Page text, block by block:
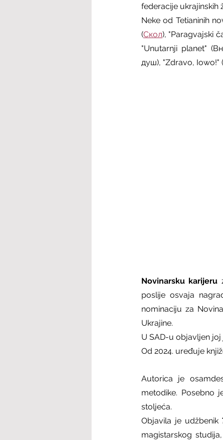
federacije ukrajinskih
Neke od Tetianinih
(Скол), "Paragvajski
"Unutarnji planet"
душ), "Zdravo, Iowo!"
Novinarsku karijeru
poslije osvaja
nominaciju za
Ukrajine.
U SAD-u objavljen joj
Od 2024. uređuje
Autorica je
metodike. Posebno
stoljeća.
Objavila je udžbenik
magistarskog